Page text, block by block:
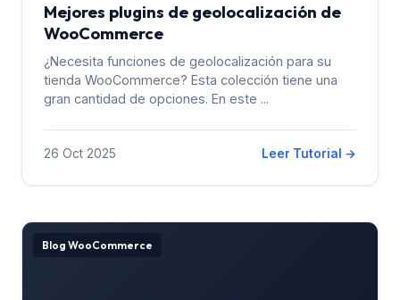
Mejores plugins de geolocalización de
WooCommerce
¿Necesita funciones de geolocalización para su
tienda WooCommerce? Esta colección tiene una
gran cantidad de opciones. En este ...
26 Oct 2025 Leer Tutorial →
Blog WooCommerce